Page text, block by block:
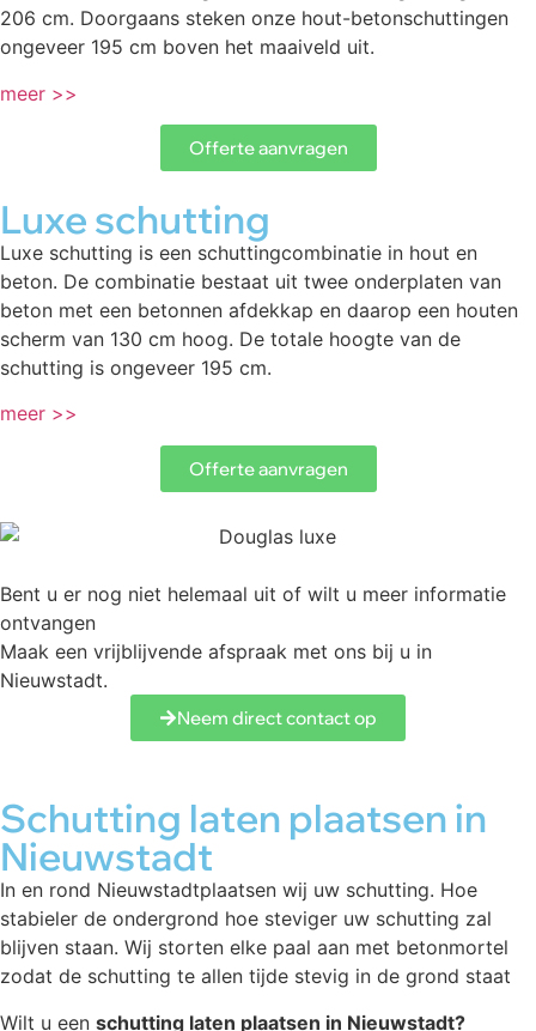
206 cm. Doorgaans steken onze hout-betonschuttingen
ongeveer 195 cm boven het maaiveld uit.
meer >>
Offerte aanvragen
Luxe schutting
Luxe schutting is een schuttingcombinatie in hout en
beton. De combinatie bestaat uit twee onderplaten van
beton met een betonnen afdekkap en daarop een houten
scherm van 130 cm hoog. De totale hoogte van de
schutting is ongeveer 195 cm.
meer >>
Offerte aanvragen
Bent u er nog niet helemaal uit of wilt u meer informatie
ontvangen
Maak een vrijblijvende afspraak met ons bij u in
Nieuwstadt.
Neem direct contact op
Schutting laten plaatsen in
Nieuwstadt
In en rond Nieuwstadtplaatsen wij uw schutting. Hoe
stabieler de ondergrond hoe steviger uw schutting zal
blijven staan. Wij storten elke paal aan met betonmortel
zodat de schutting te allen tijde stevig in de grond staat
Wilt u een schutting laten plaatsen in Nieuwstadt?